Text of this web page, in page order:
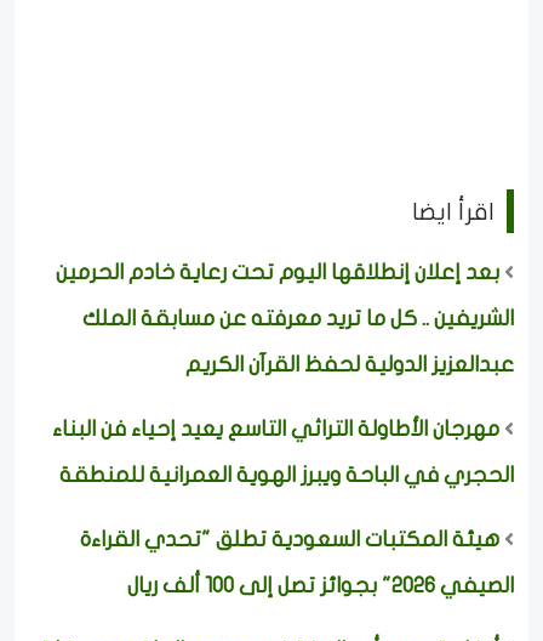
اقرأ ايضا
بعد إعلان إنطلاقها اليوم تحت رعاية خادم الحرمين
الشريفين .. كل ما تريد معرفته عن مسابقة الملك
عبدالعزيز الدولية لحفظ القرآن الكريم
مهرجان الأطاولة التراثي التاسع يعيد إحياء فن البناء
الحجري في الباحة ويبرز الهوية العمرانية للمنطقة
هيئة المكتبات السعودية تطلق "تحدي القراءة
الصيفي 2026" بجوائز تصل إلى 100 ألف ريال